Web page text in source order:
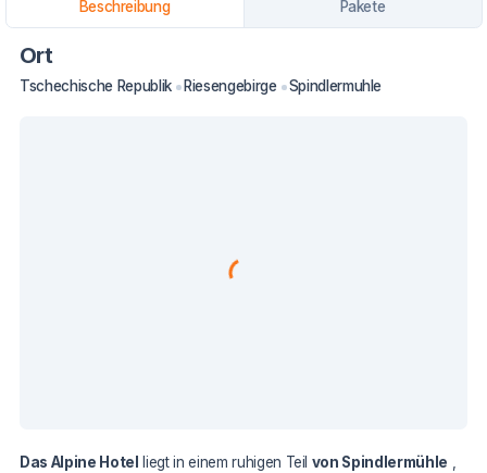
Beschreibung Pakete
Ort
Tschechische Republik Riesengebirge Spindlermuhle
Das Alpine Hotel liegt in einem ruhigen Teil von Spindlermühle ,